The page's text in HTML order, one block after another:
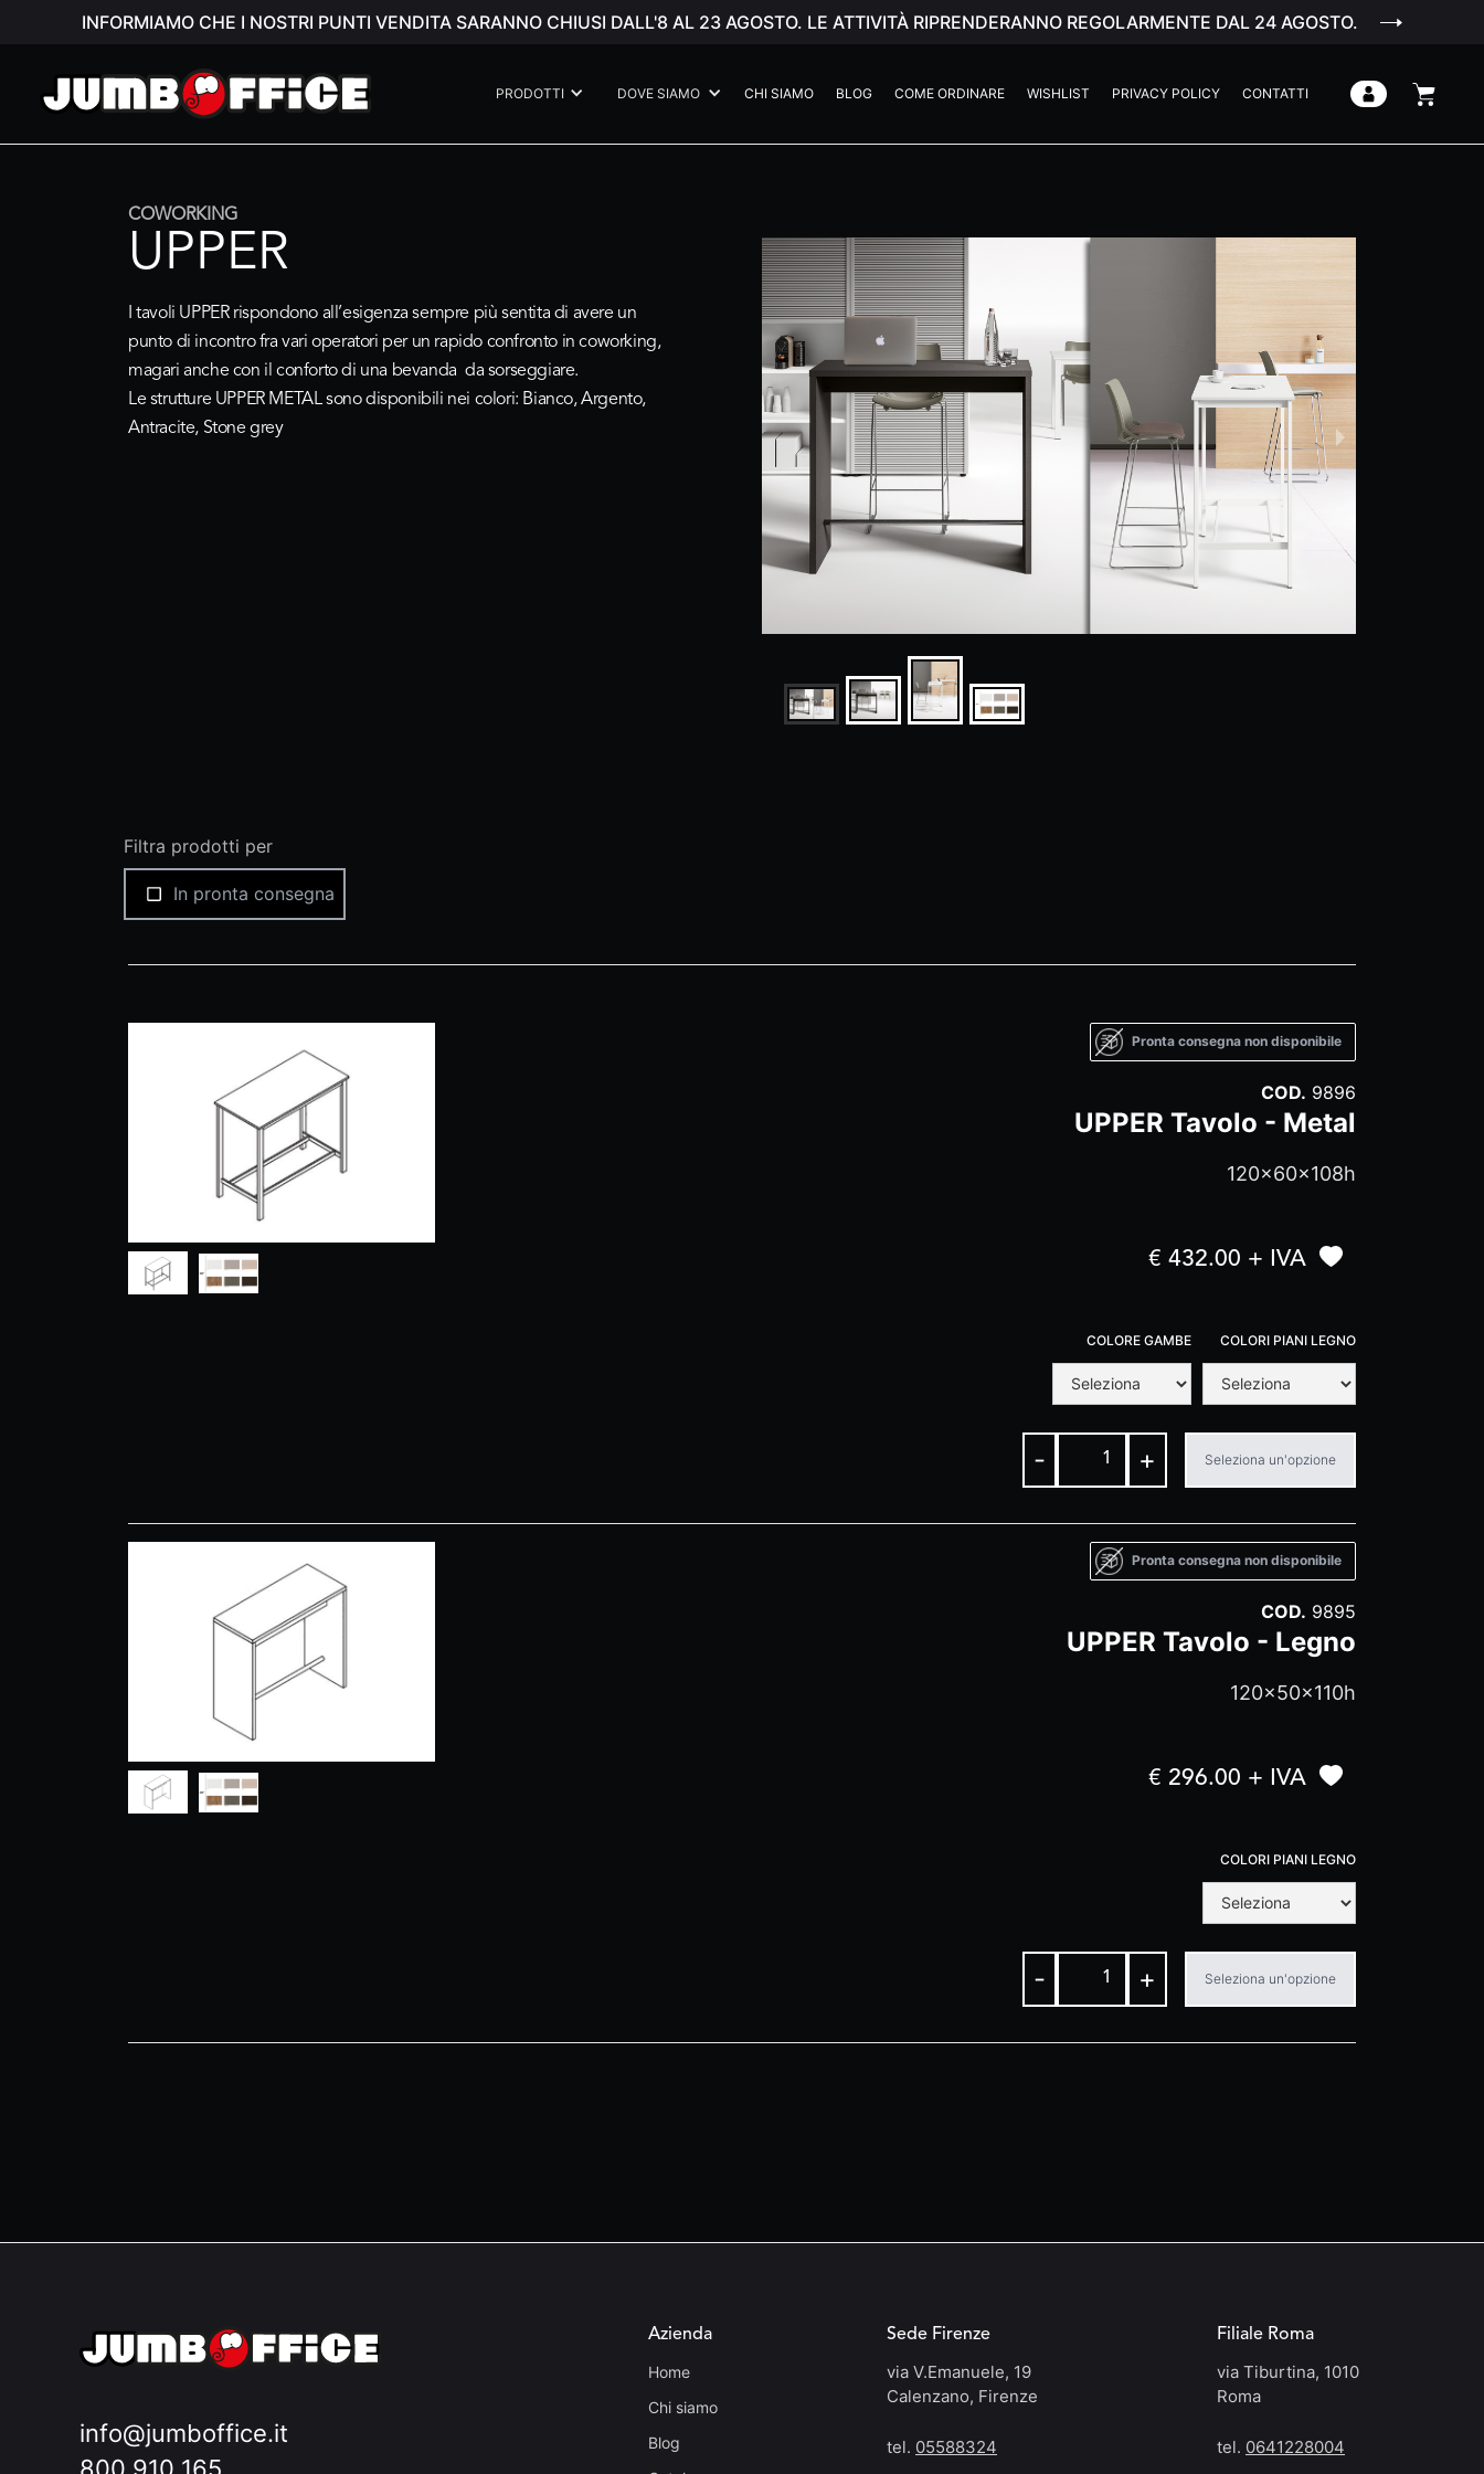
INFORMIAMO CHE I NOSTRI PUNTI VENDITA SARANNO CHIUSI DALL'8 AL 23 AGOSTO. LE ATTIVITÀ RIPRENDERANNO REGOLARMENTE DAL 24 AGOSTO.
PRODOTTI DOVE SIAMO CHI SIAMO BLOG COME ORDINARE WISHLIST PRIVACY POLICY CONTATTI
COWORKING
UPPER
I tavoli UPPER rispondono all’esigenza sempre più sentita di avere un
punto di incontro fra vari operatori per un rapido confronto in coworking,
magari anche con il conforto di una bevanda da sorseggiare.
Le strutture UPPER METAL sono disponibili nei colori: Bianco, Argento,
Antracite, Stone grey
Filtra prodotti per
In pronta consegna
Pronta consegna non disponibile
COD. 9896
UPPER Tavolo - Metal
120x60x108h
€ 432.00 + IVA
COLORE GAMBE COLORI PIANI LEGNO
- + Seleziona un'opzione
Pronta consegna non disponibile
COD. 9895
UPPER Tavolo - Legno
120x50x110h
€ 296.00 + IVA
COLORI PIANI LEGNO
- + Seleziona un'opzione
info@jumboffice.it
Azienda
Home
Chi siamo
Blog
Sede Firenze
via V.Emanuele, 19
Calenzano, Firenze
tel. 05588324
Filiale Roma
via Tiburtina, 1010
Roma
tel. 0641228004